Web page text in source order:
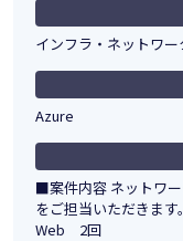
インフラ・ネットワ
Azure
■案件内容 ネットワ
をご担当いただきま
Web 2回